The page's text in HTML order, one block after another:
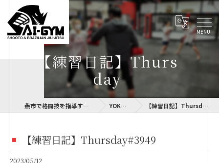
【練習日記】Thurs
day
燕市で格闘技を指導するSAI-GYM YOKOLOG 【練習日記】Thursday#3949
【練習日記】Thursday#3949
2023/05/12